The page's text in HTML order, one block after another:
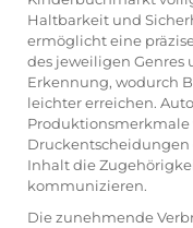
Haltbarkeit und
ermöglicht eine
des jeweiligen Genres
Erkennung, wodurch
leichter erreichen.
Produktionsmerkmale
Inhalt die
kommunizieren.
Die zunehmende